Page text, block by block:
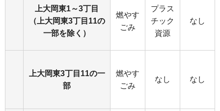
上大岡東1～3丁目
（上大岡東3丁目11の
一部を除く）
燃やす
ごみ
プラス
チック
資源
なし
上大岡東3丁目11の一
部
燃やす
ごみ
なし なし